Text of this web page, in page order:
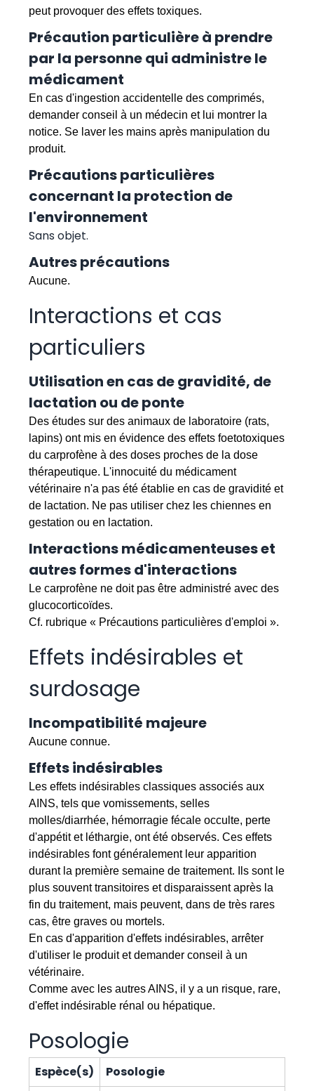
peut provoquer des effets toxiques.
Précaution particulière à prendre
par la personne qui administre le
médicament
En cas d'ingestion accidentelle des comprimés,
demander conseil à un médecin et lui montrer la
notice. Se laver les mains après manipulation du
produit.
Précautions particulières
concernant la protection de
l'environnement
Sans objet.
Autres précautions
Aucune.
Interactions et cas
particuliers
Utilisation en cas de gravidité, de
lactation ou de ponte
Des études sur des animaux de laboratoire (rats,
lapins) ont mis en évidence des effets foetotoxiques
du carprofène à des doses proches de la dose
thérapeutique. L'innocuité du médicament
vétérinaire n'a pas été établie en cas de gravidité et
de lactation. Ne pas utiliser chez les chiennes en
gestation ou en lactation.
Interactions médicamenteuses et
autres formes d'interactions
Le carprofène ne doit pas être administré avec des
glucocorticoïdes.
Cf. rubrique « Précautions particulières d'emploi ».
Effets indésirables et
surdosage
Incompatibilité majeure
Aucune connue.
Effets indésirables
Les effets indésirables classiques associés aux
AINS, tels que vomissements, selles
molles/diarrhée, hémorragie fécale occulte, perte
d'appétit et léthargie, ont été observés. Ces effets
indésirables font généralement leur apparition
durant la première semaine de traitement. Ils sont le
plus souvent transitoires et disparaissent après la
fin du traitement, mais peuvent, dans de très rares
cas, être graves ou mortels.
En cas d'apparition d'effets indésirables, arrêter
d'utiliser le produit et demander conseil à un
vétérinaire.
Comme avec les autres AINS, il y a un risque, rare,
d'effet indésirable rénal ou hépatique.
Posologie
Espèce(s)
Posologie